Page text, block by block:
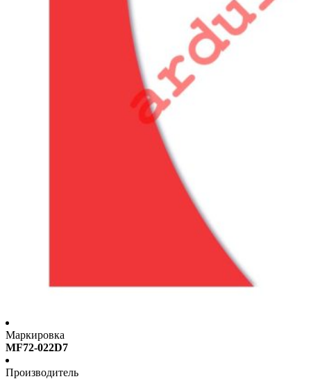
Маркировка
MF72-022D7
Производитель